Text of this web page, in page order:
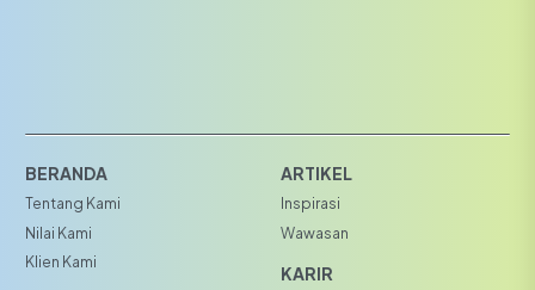
BERANDA
Tentang Kami
Nilai Kami
Klien Kami
ARTIKEL
Inspirasi
Wawasan
KARIR